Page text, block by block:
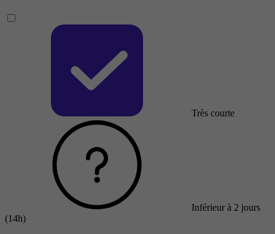
Très courte
Inférieur à 2 jours
(14h)